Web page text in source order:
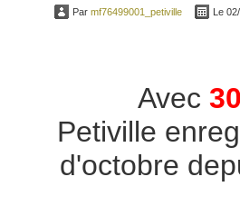
Par mf76499001_petiville Le
Avec
Petiville
d'octobre